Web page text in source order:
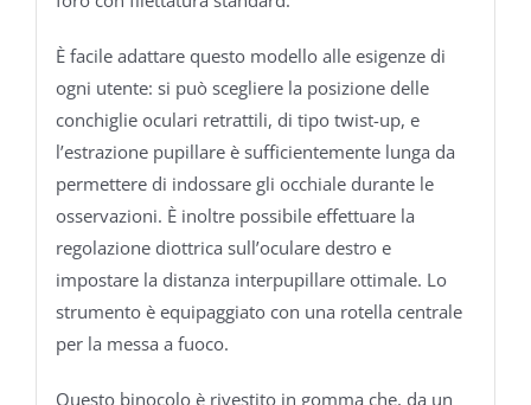
È facile adattare questo modello alle esigenze di
ogni utente: si può scegliere la posizione delle
conchiglie oculari retrattili, di tipo twist-up, e
l’estrazione pupillare è sufficientemente lunga da
permettere di indossare gli occhiale durante le
osservazioni. È inoltre possibile effettuare la
regolazione diottrica sull’oculare destro e
impostare la distanza interpupillare ottimale. Lo
strumento è equipaggiato con una rotella centrale
per la messa a fuoco.
Questo binocolo è rivestito in gomma che, da un